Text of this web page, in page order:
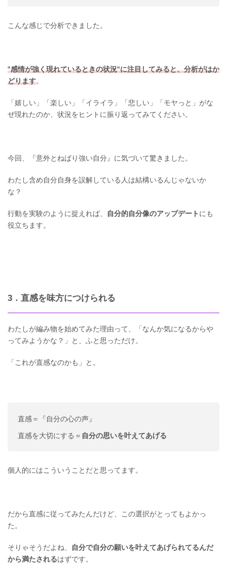
こんな感じで分析できました。
"感情が強く現れているときの状況"に注目してみると、分析がはか
どります。
「嬉しい」「楽しい」「イライラ」「悲しい」「モヤっと」がな
ぜ現れたのか、状況をヒントに振り返ってみてください。
今回、『意外とねばり強い自分』に気づいて驚きました。
わたし含め自分自身を誤解している人は結構いるんじゃないか
な？
行動を実験のように捉えれば、 自分的自分像のアップデート にも
役立ちます。
3．直感を味方につけられる
わたしが編み物を始めてみた理由って、「なんか気になるからや
ってみようかな？」と、ふと思っただけ。
「これが直感なのかも」と。
直感＝『自分の心の声』
直感を大切にする＝ 自分の思いを叶えてあげる
個人的にはこういうことだと思ってます。
だから直感に従ってみたんだけど、この選択がとってもよかっ
た。
そりゃそうだよね、
自分で自分の願いを叶えてあげられてるんだ
から満たされるはずです。